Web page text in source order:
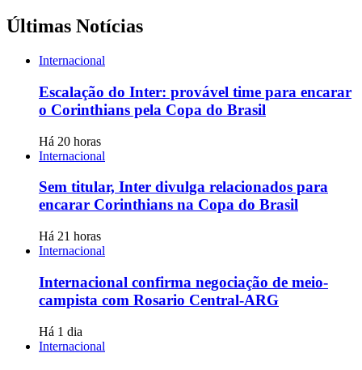
Últimas Notícias
Internacional
Escalação do Inter: provável time para encarar
o Corinthians pela Copa do Brasil
Há 20 horas
Internacional
Sem titular, Inter divulga relacionados para
encarar Corinthians na Copa do Brasil
Há 21 horas
Internacional
Internacional confirma negociação de meio-
campista com Rosario Central-ARG
Há 1 dia
Internacional